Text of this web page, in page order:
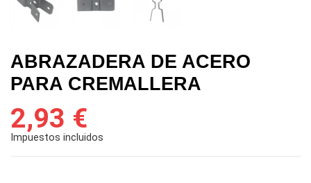
ABRAZADERA DE ACERO
PARA CREMALLERA
2,93 €
Impuestos incluidos